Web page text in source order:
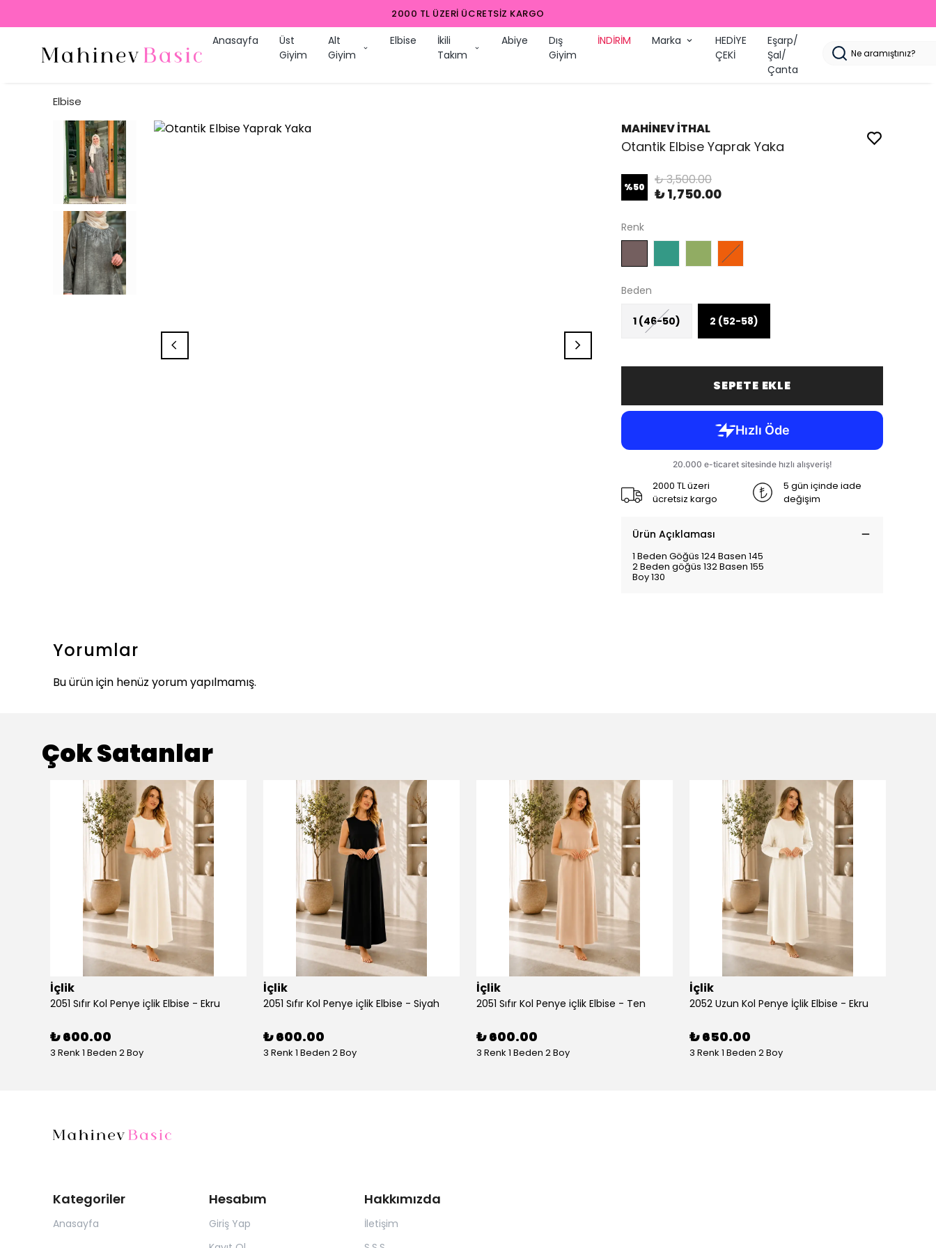
2000 TL ÜZERI ÜCRETSIZ KARGO
Anasayfa
Üst
Giyim
Alt
Giyim
Elbise
İkili
Takım
Abiye
Dış
Giyim
İNDİRİM Marka
HEDİYE
ÇEKİ
Eşarp/
Şal/
Çanta
Elbise
MAHİNEV İTHAL
Otantik Elbise Yaprak Yaka
%50 ₺ 3,500.00
₺ 1,750.00
Renk
Beden
1 (46-50) 2 (52-58)
SEPETE EKLE
2000 TL üzeri
ücretsiz kargo
5 gün içinde iade
değişim
Ürün Açıklaması
1 Beden Göğüs 124 Basen 145
2 Beden göğüs 132 Basen 155
Boy 130
Yorumlar
Bu ürün için henüz yorum yapılmamış.
Çok Satanlar
İçlik
2051 Sıfır Kol Penye içlik Elbise - Ekru
₺ 600.00
3 Renk 1 Beden 2 Boy
İçlik
2051 Sıfır Kol Penye içlik Elbise - Siyah
₺ 600.00
3 Renk 1 Beden 2 Boy
İçlik
2051 Sıfır Kol Penye içlik Elbise - Ten
₺ 600.00
3 Renk 1 Beden 2 Boy
İçlik
2052 Uzun Kol Penye İçlik Elbise - Ekru
₺ 650.00
3 Renk 1 Beden 2 Boy
Kategoriler
Anasayfa
Hesabım
Giriş Yap
Hakkımızda
İletişim